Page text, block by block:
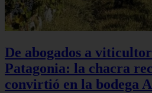
De abogados a
Patagonia: la chacra
convirtió en la bodega